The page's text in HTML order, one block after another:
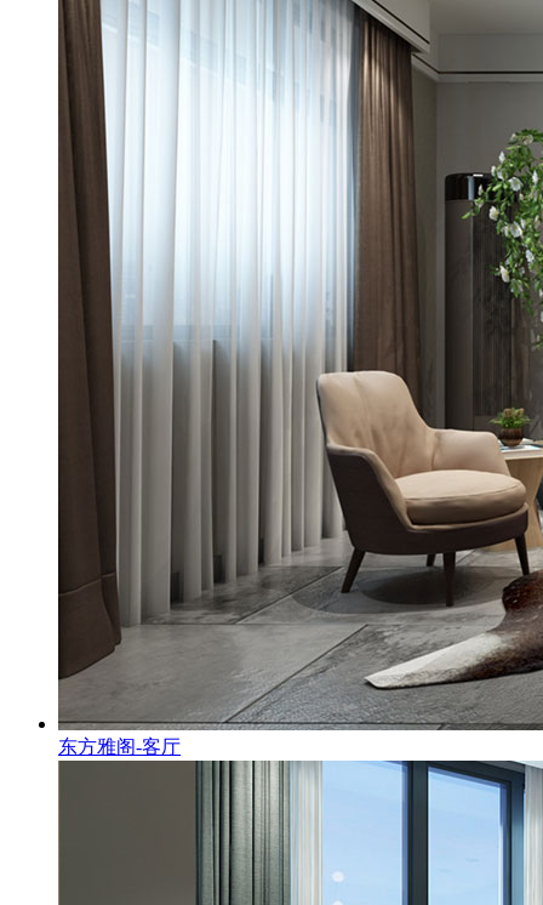
东方雅阁-客厅